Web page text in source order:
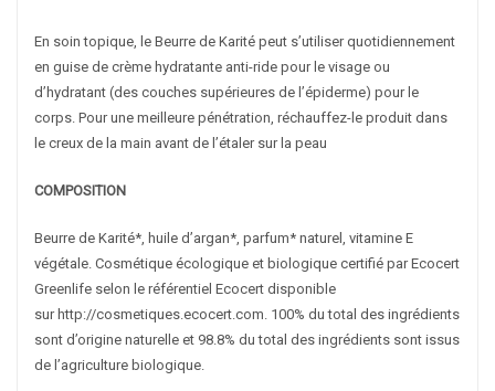
En soin topique, le Beurre de Karité peut s’utiliser quotidiennement
en guise de crème hydratante anti-ride pour le visage ou
d’hydratant (des couches supérieures de l’épiderme) pour le
corps. Pour une meilleure pénétration, réchauffez-le produit dans
le creux de la main avant de l’étaler sur la peau
COMPOSITION
Beurre de Karité*, huile d’argan*, parfum* naturel, vitamine E
végétale. Cosmétique écologique et biologique certifié par Ecocert
Greenlife selon le référentiel Ecocert disponible
sur http://cosmetiques.ecocert.com. 100% du total des ingrédients
sont d’origine naturelle et 98.8% du total des ingrédients sont issus
de l’agriculture biologique.